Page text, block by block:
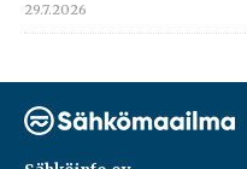
29.7.2026